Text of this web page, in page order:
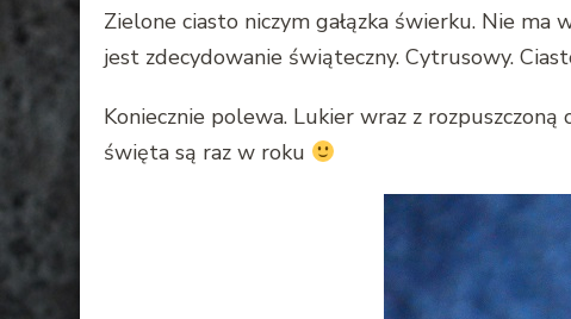
Zielone ciasto niczym gałązka świerku. Nie
jest zdecydowanie świąteczny. Cytrusowy.
Koniecznie polewa. Lukier wraz z
święta są raz w roku